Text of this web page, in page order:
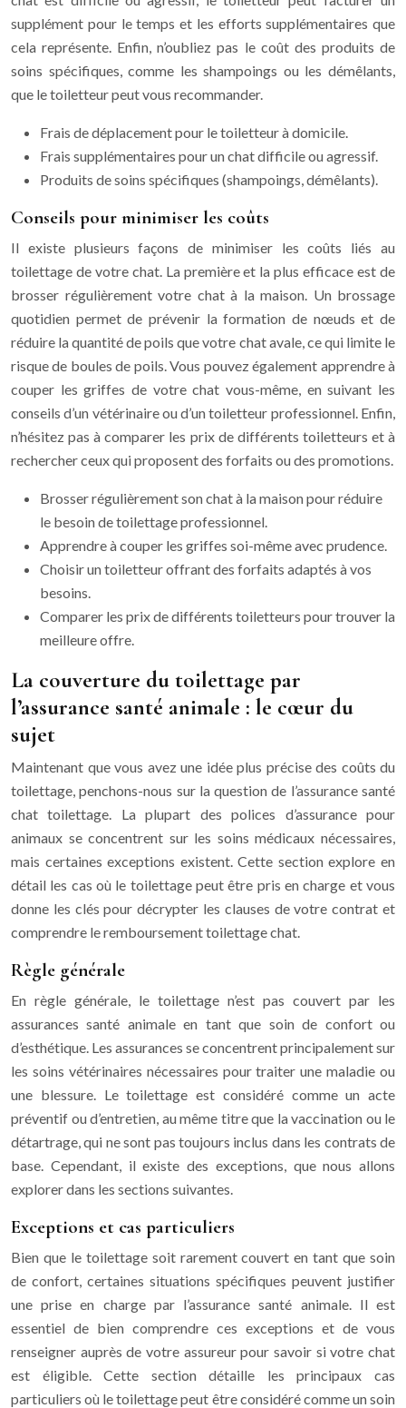
supplément pour le temps et les efforts supplémentaires que
cela représente. Enfin, n’oubliez pas le coût des produits de
soins spécifiques, comme les shampoings ou les démêlants,
que le toiletteur peut vous recommander.
Frais de déplacement pour le toiletteur à domicile.
Frais supplémentaires pour un chat difficile ou agressif.
Produits de soins spécifiques (shampoings, démêlants).
Conseils pour minimiser les coûts
Il existe plusieurs façons de minimiser les coûts liés au
toilettage de votre chat. La première et la plus efficace est de
brosser régulièrement votre chat à la maison. Un brossage
quotidien permet de prévenir la formation de nœuds et de
réduire la quantité de poils que votre chat avale, ce qui limite le
risque de boules de poils. Vous pouvez également apprendre à
couper les griffes de votre chat vous-même, en suivant les
conseils d’un vétérinaire ou d’un toiletteur professionnel. Enfin,
n’hésitez pas à comparer les prix de différents toiletteurs et à
rechercher ceux qui proposent des forfaits ou des promotions.
Brosser régulièrement son chat à la maison pour réduire
le besoin de toilettage professionnel.
Apprendre à couper les griffes soi-même avec prudence.
Choisir un toiletteur offrant des forfaits adaptés à vos
besoins.
Comparer les prix de différents toiletteurs pour trouver la
meilleure offre.
La couverture du toilettage par
l’assurance santé animale : le cœur du
sujet
Maintenant que vous avez une idée plus précise des coûts du
toilettage, penchons-nous sur la question de l’assurance santé
chat toilettage. La plupart des polices d’assurance pour
animaux se concentrent sur les soins médicaux nécessaires,
mais certaines exceptions existent. Cette section explore en
détail les cas où le toilettage peut être pris en charge et vous
donne les clés pour décrypter les clauses de votre contrat et
comprendre le remboursement toilettage chat.
Règle générale
En règle générale, le toilettage n’est pas couvert par les
assurances santé animale en tant que soin de confort ou
d’esthétique. Les assurances se concentrent principalement sur
les soins vétérinaires nécessaires pour traiter une maladie ou
une blessure. Le toilettage est considéré comme un acte
préventif ou d’entretien, au même titre que la vaccination ou le
détartrage, qui ne sont pas toujours inclus dans les contrats de
base. Cependant, il existe des exceptions, que nous allons
explorer dans les sections suivantes.
Exceptions et cas particuliers
Bien que le toilettage soit rarement couvert en tant que soin
de confort, certaines situations spécifiques peuvent justifier
une prise en charge par l’assurance santé animale. Il est
essentiel de bien comprendre ces exceptions et de vous
renseigner auprès de votre assureur pour savoir si votre chat
est éligible. Cette section détaille les principaux cas
particuliers où le toilettage peut être considéré comme un soin